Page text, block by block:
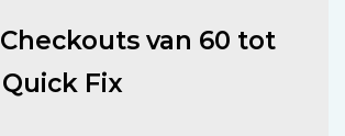
van 60 tot
Fix